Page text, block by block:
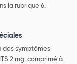
la rubrique 6.
des symptômes
2 mg, comprimé à